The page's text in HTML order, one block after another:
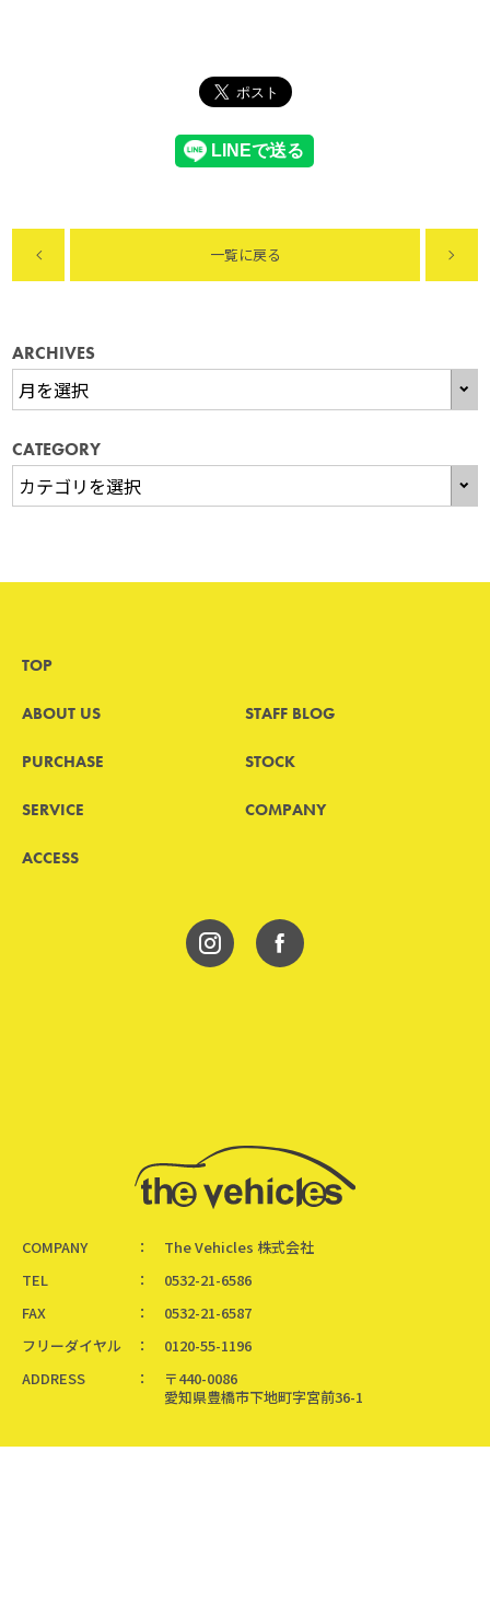
一覧に戻る
ARCHIVES
CATEGORY
TOP
ABOUT US STAFF BLOG
PURCHASE STOCK
SERVICE COMPANY
ACCESS
COMPANY
The Vehicles 株式会社
TEL
0532-21-6586
FAX
0532-21-6587
フリーダイヤル
0120-55-1196
ADDRESS
〒440-0086
愛知県豊橋市下地町字宮前36-1